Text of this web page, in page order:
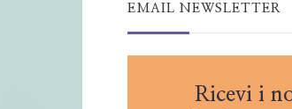
EMAIL NEWSLETTER
Ricevi i